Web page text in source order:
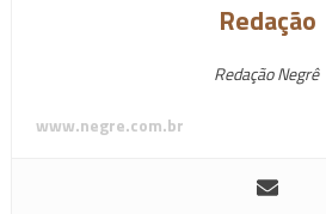
Redação
Redação Negrê
www.negre.com.br